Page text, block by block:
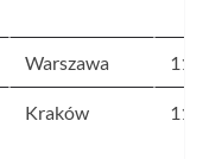
Warszawa 117
Kraków 113